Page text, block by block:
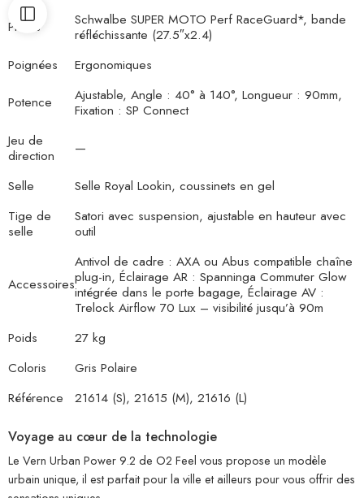
Pneus
Schwalbe SUPER MOTO Perf RaceGuard*, bande
réfléchissante (27.5″x2.4)
Poignées
Ergonomiques
Potence
Ajustable, Angle : 40° à 140°, Longueur : 90mm,
Fixation : SP Connect
Jeu de
direction
—
Selle
Selle Royal Lookin, coussinets en gel
Tige de
selle
Satori avec suspension, ajustable en hauteur avec
outil
Accessoires
Antivol de cadre : AXA ou Abus compatible chaîne
plug-in, Éclairage AR : Spanninga Commuter Glow
intégrée dans le porte bagage, Éclairage AV :
Trelock Airflow 70 Lux – visibilité jusqu’à 90m
Poids
27 kg
Coloris
Gris Polaire
Référence
21614 (S), 21615 (M), 21616 (L)
Voyage au cœur de la technologie
Le Vern Urban Power 9.2 de O2 Feel vous propose un modèle
urbain unique, il est parfait pour la ville et ailleurs pour vous offrir des